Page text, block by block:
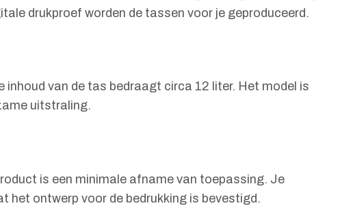
drukproef worden de tassen voor je geproduceerd.
van de tas bedraagt circa 12 liter. Het model is
uitstraling.
is een minimale afname van toepassing. Je
ontwerp voor de bedrukking is bevestigd.